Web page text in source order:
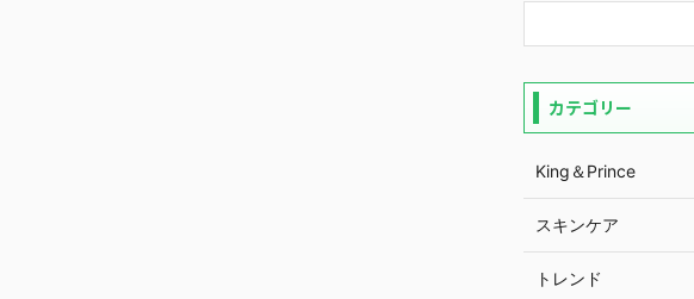
カテゴリー
King＆Prince
スキンケア
トレンド